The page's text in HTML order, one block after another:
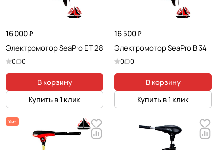
16 000 ₽
Электромотор SeaPro ET 28
0 0
В корзину
Купить в 1 клик
16 500 ₽
Электромотор SeaPro B 34
0 0
В корзину
Купить в 1 клик
Хит